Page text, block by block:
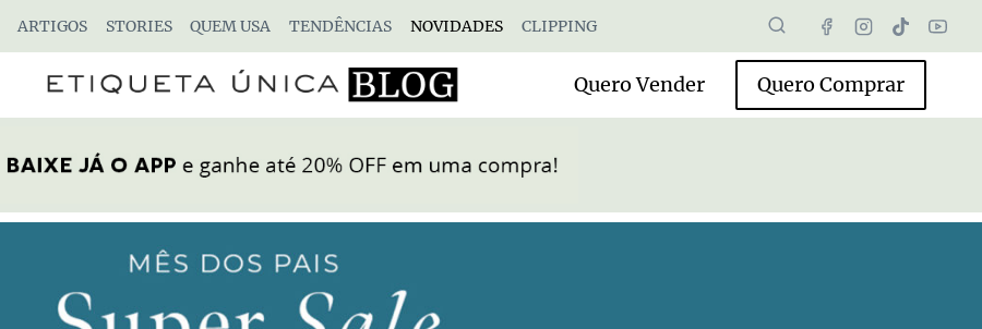
ARTIGOS STORIES QUEM USA TENDÊNCIAS NOVIDADES CLIPPING
Quero Vender Quero Comprar